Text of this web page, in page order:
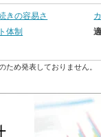
きの容易さ
体制
め発表しておりません。